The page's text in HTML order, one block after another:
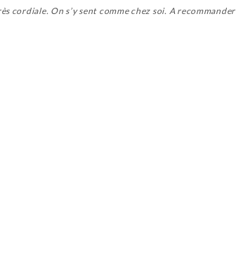
cordiale. On s’y sent comme chez soi. A recommander